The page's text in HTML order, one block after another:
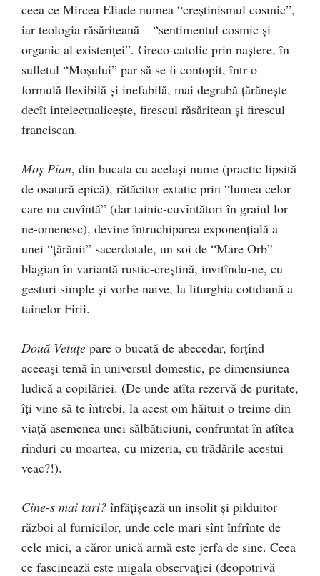
ceea ce Mircea Eliade numea “creştinismul cosmic”,
iar teologia răsăriteană – “sentimentul cosmic şi
organic al existenţei”. Greco-catolic prin naştere, în
sufletul “Moşului” par să se fi contopit, într-o
formulă flexibilă şi inefabilă, mai degrabă ţărăneşte
decît intelectualiceşte, firescul răsăritean şi firescul
franciscan.
Moş Pian, din bucata cu acelaşi nume (practic lipsită
de osatură epică), rătăcitor extatic prin “lumea celor
care nu cuvîntă” (dar tainic-cuvîntători în graiul lor
ne-omenesc), devine întruchiparea exponenţială a
unei “ţărănii” sacerdotale, un soi de “Mare Orb”
blagian în variantă rustic-creştină, invitîndu-ne, cu
gesturi simple şi vorbe naive, la liturghia cotidiană a
tainelor Firii.
Două Vetuţe pare o bucată de abecedar, forţînd
aceeaşi temă în universul domestic, pe dimensiunea
ludică a copilăriei. (De unde atîta rezervă de puritate,
îţi vine să te întrebi, la acest om hăituit o treime din
viaţă asemenea unei sălbăticiuni, confruntat în atîtea
rînduri cu moartea, cu mizeria, cu trădările acestui
veac?!).
Cine-s mai tari? înfăţişează un insolit şi pilduitor
război al furnicilor, unde cele mari sînt înfrînte de
cele mici, a căror unică armă este jerfa de sine. Ceea
ce fascinează este migala observaţiei (deopotrivă